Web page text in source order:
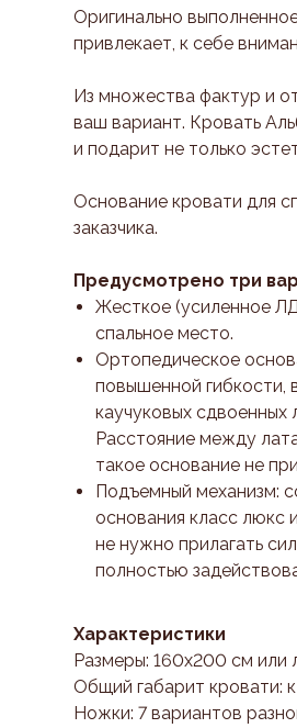
Оригинально
привлекает, к себе
Из множества фактур и
ваш вариант. Кровать
и подарит не только
Основание кровати для
заказчика.
Предусмотрено три
Жесткое (усиленное
спальное место.
Ортопедическое
повышенной гибкости,
каучуковых
Расстояние между
такое основание не
Подъемный механизм:
основания класс люкс
не нужно прилагать
полностью
Характеристики
Размеры: 160х200 см
Общий габарит кровати:
Ножки: 7 вариантов